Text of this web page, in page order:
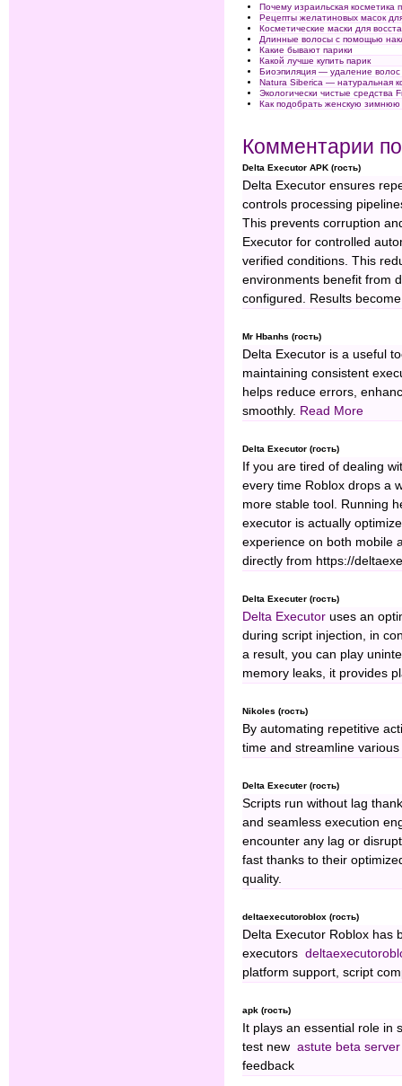
Почему израильская косметика
Рецепты желатиновых масок
Косметические маски для
Длинные волосы с помощью
Какие бывают парики
Какой лучше купить парик
Биоэпиляция — удаление
Natura Siberica — натуральная
Экологически чистые средства
Как подобрать женскую зимнюю
Комментарии
Delta Executor APK (гость)
Delta Executor ensures
controls processing
This prevents corruption
Executor for controlled
verified conditions. This
environments benefit from
configured. Results
Mr Hbanhs (гость)
Delta Executor is a useful
maintaining consistent
helps reduce errors,
smoothly. Read More
Delta Executor (гость)
If you are tired of dealing
every time Roblox drops a
more stable tool. Running
executor is actually
experience on both mobile
directly from https://
Delta Executer (гость)
Delta Executor uses an
during script injection, in
a result, you can play
memory leaks, it provides
Nikoles (гость)
By automating repetitive
time and streamline various
Delta Executer (гость)
Scripts run without lag
and seamless execution
encounter any lag or
fast thanks to their
quality.
deltaexecutoroblox (гость)
Delta Executor Roblox has
executors
platform support, script
apk (гость)
It plays an essential role in
test new astute beta server
feedback